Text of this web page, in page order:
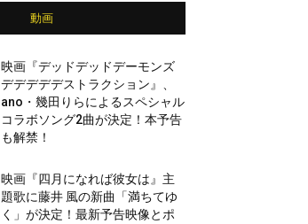
動画
映画『デッドデッドデーモンズ
デデデデデストラクション』、
ano・幾田りらによるスペシャル
コラボソング2曲が決定！本予告
も解禁！
映画『四月になれば彼女は』主
題歌に藤井 風の新曲「満ちてゆ
く」が決定！最新予告映像とポ